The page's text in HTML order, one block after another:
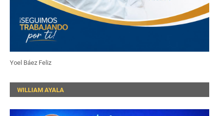
Yoel Báez Feliz
WILLIAM AYALA